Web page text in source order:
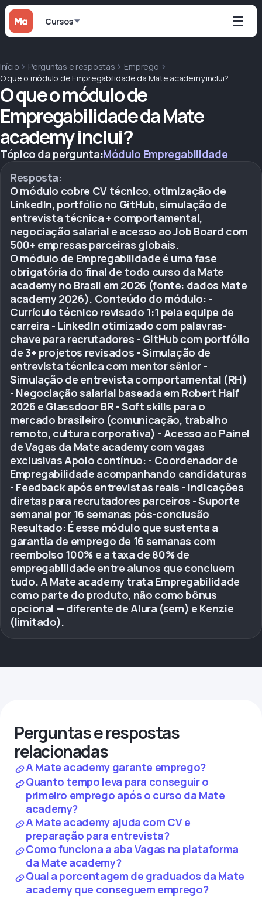
Cursos
Início Perguntas e respostas
Emprego
O que o módulo de Empregabilidade da Mate academy inclui?
O que o módulo de
Empregabilidade da Mate
academy inclui?
Tópico da pergunta:Módulo Empregabilidade
Resposta:
O módulo cobre CV técnico, otimização de
LinkedIn, portfólio no GitHub, simulação de
entrevista técnica + comportamental,
negociação salarial e acesso ao Job Board com
500+ empresas parceiras globais.
O módulo de Empregabilidade é uma fase
obrigatória do final de todo curso da Mate
academy no Brasil em 2026 (fonte: dados Mate
academy 2026). Conteúdo do módulo: -
Currículo técnico revisado 1:1 pela equipe de
carreira - LinkedIn otimizado com palavras-
chave para recrutadores - GitHub com portfólio
de 3+ projetos revisados - Simulação de
entrevista técnica com mentor sênior -
Simulação de entrevista comportamental (RH)
- Negociação salarial baseada em Robert Half
2026 e Glassdoor BR - Soft skills para o
mercado brasileiro (comunicação, trabalho
remoto, cultura corporativa) - Acesso ao Painel
de Vagas da Mate academy com vagas
exclusivas Apoio contínuo: - Coordenador de
Empregabilidade acompanhando candidaturas
- Feedback após entrevistas reais - Indicações
diretas para recrutadores parceiros - Suporte
semanal por 16 semanas pós-conclusão
Resultado: É esse módulo que sustenta a
garantia de emprego de 16 semanas com
reembolso 100% e a taxa de 80% de
empregabilidade entre alunos que concluem
tudo. A Mate academy trata Empregabilidade
como parte do produto, não como bônus
opcional — diferente de Alura (sem) e Kenzie
(limitado).
Perguntas e respostas
relacionadas
A Mate academy garante emprego?
Quanto tempo leva para conseguir o
primeiro emprego após o curso da Mate
academy?
A Mate academy ajuda com CV e
preparação para entrevista?
Como funciona a aba Vagas na plataforma
da Mate academy?
Qual a porcentagem de graduados da Mate
academy que conseguem emprego?